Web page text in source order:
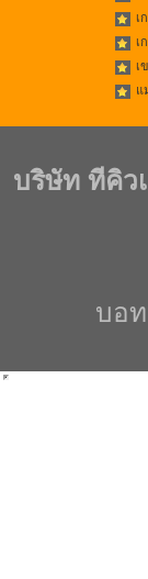
เ
เ
เ
แ
บริษัท ทีคิว
บอ